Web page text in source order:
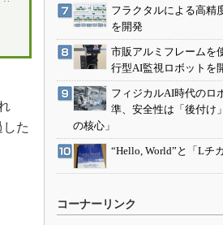
た
フラクタルによる高精
を開発
市販アルミフレームを
行型AI監視ロボットを
フィジカルAI時代のロ
準、安全性は「後付け
の核心」
“Hello, World”と「Lチ
コーナーリンク